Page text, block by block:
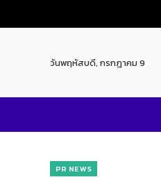
วันพฤหัสบดี, กรกฎาคม 9
PR NEWS